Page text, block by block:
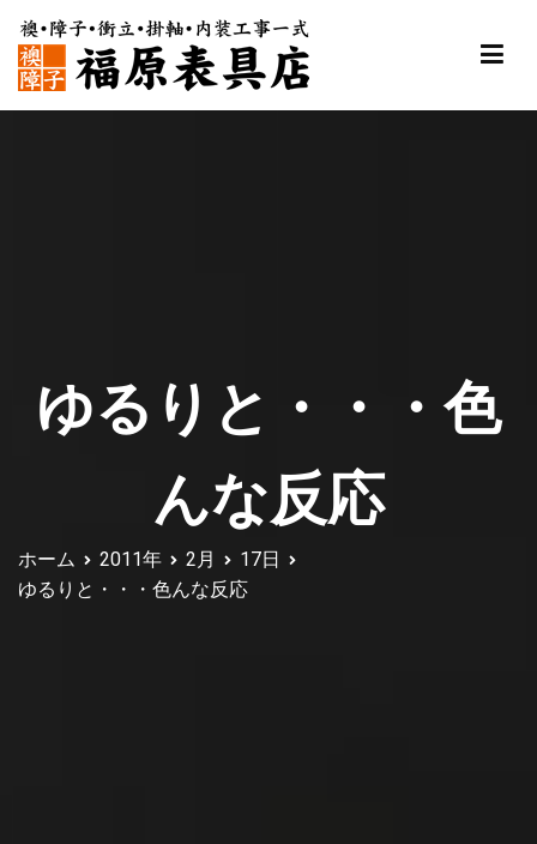
福原表具店
ゆるりと・・・色
んな反応
ホーム 2011年 2月
17日
ゆるりと・・・色んな反応